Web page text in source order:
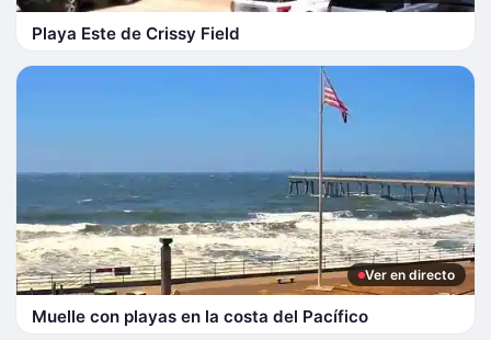
Playa Este de Crissy Field
Ver en directo
Muelle con playas en la costa del Pacífico